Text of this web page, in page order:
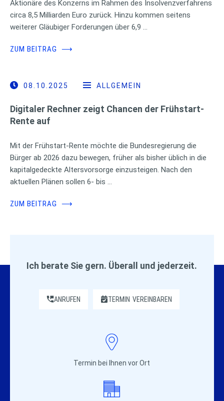
Aktionäre des Konzerns im Rahmen des Insolvenzverfahrens
circa 8,5 Milliarden Euro zurück. Hinzu kommen seitens
weiterer Gläubiger Forderungen über 6,9 …
ZUM BEITRAG ⟶
08.10.2025 ALLGEMEIN
Digitaler Rechner zeigt Chancen der Frühstart-
Rente auf
Mit der Frühstart-Rente möchte die Bundesregierung die
Bürger ab 2026 dazu bewegen, früher als bisher üblich in die
kapitalgedeckte Altersvorsorge einzusteigen. Nach den
aktuellen Plänen sollen 6- bis …
ZUM BEITRAG ⟶
Ich berate Sie gern. Überall und jederzeit.
ANRUFEN TERMIN VEREINBAREN
Termin bei Ihnen vor Ort